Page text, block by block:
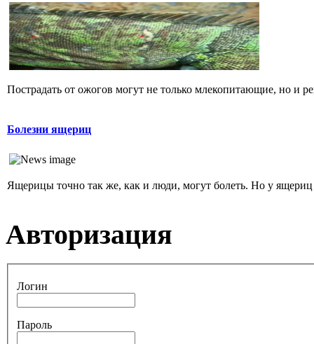
Пострадать от ожогов могут не только млекопитающие, но и
Болезни ящериц
Ящерицы точно так же, как и люди, могут болеть. Но у
Авторизация
Логин
Пароль